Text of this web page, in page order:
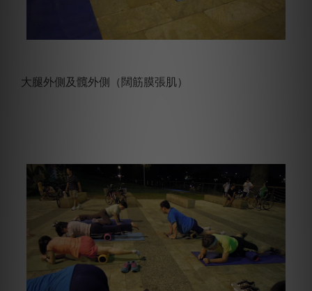
大腿外側及髖外側（闊筋膜張肌）